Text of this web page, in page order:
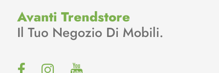
Avanti Trendstore
Il Tuo Negozio Di Mobili.